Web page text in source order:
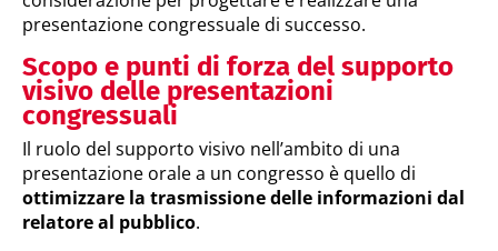
presentazione congressuale di successo.
Scopo e punti di forza del supporto
visivo delle presentazioni
congressuali
Il ruolo del supporto visivo nell’ambito di una
presentazione orale a un congresso è quello di
ottimizzare la trasmissione delle informazioni dal
relatore al pubblico.